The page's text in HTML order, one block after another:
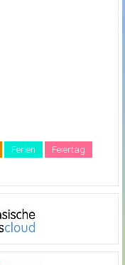
Ferien
Feiertag